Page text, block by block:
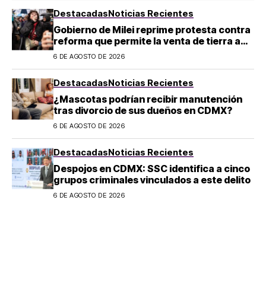
DestacadasNoticias Recientes
Gobierno de Milei reprime protesta contra
reforma que permite la venta de tierra a
extranjeros en Argentina
6 DE AGOSTO DE 2026
DestacadasNoticias Recientes
¿Mascotas podrían recibir manutención
tras divorcio de sus dueños en CDMX?
6 DE AGOSTO DE 2026
DestacadasNoticias Recientes
Despojos en CDMX: SSC identifica a cinco
grupos criminales vinculados a este delito
6 DE AGOSTO DE 2026